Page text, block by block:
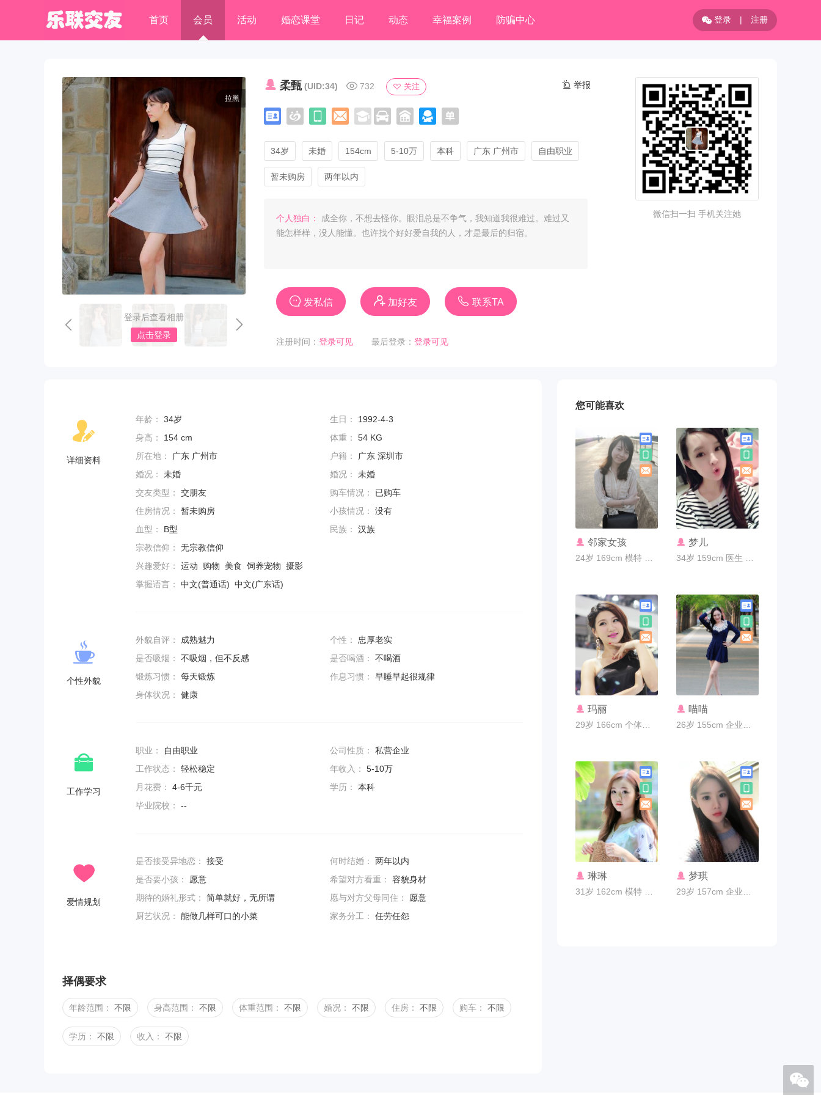
首页 会员 活动 婚恋课堂 日记 动态 幸福案例 防骗中心 登录 | 注册
拉黑
登录后查看相册
点击登录
柔甄 (UID:34) 732 关注 举报
34岁 未婚 154cm 5-10万 本科 广东 广州市 自由职业
暂未购房 两年以内
个人独白：
成全你，不想去怪你。眼泪总是不争气，我知道我很难过。难过又
能怎样样，没人能懂。也许找个好好爱自我的人，才是最后的归宿。
发私信 加好友 联系TA
注册时间： 登录可见 最后登录： 登录可见
微信扫一扫 手机关注她
详细资料
年龄： 34岁 生日：
1992-4-3
身高：
154 cm 体重：
54 KG
所在地：
广东 广州市 户籍：
广东 深圳市
婚况：
未婚 婚况：
未婚
交友类型：
交朋友 购车情况：
已购车
住房情况：
暂未购房 小孩情况：
没有
血型：
B型 民族：
汉族
宗教信仰：
无宗教信仰
兴趣爱好：
运动 购物 美食 饲养宠物 摄影
掌握语言：
中文(普通话) 中文(广东话)
个性外貌
外貌自评： 成熟魅力 个性：
忠厚老实
是否吸烟：
不吸烟，但不反感 是否喝酒：
不喝酒
锻炼习惯：
每天锻炼 作息习惯：
早睡早起很规律
身体状况：
健康
工作学习
职业： 自由职业 公司性质：
私营企业
工作状态：
轻松稳定 年收入：
5-10万
月花费：
4-6千元 学历：
本科
毕业院校：
--
爱情规划
是否接受异地恋： 接受 何时结婚：
两年以内
是否要小孩：
愿意 希望对方看重：
容貌身材
期待的婚礼形式：
简单就好，无所谓 愿与对方父母同住：
愿意
厨艺状况：
能做几样可口的小菜 家务分工： 任劳任怨
择偶要求
年龄范围： 不限 身高范围： 不限 体重范围： 不限 婚况： 不限 住房： 不限 购车： 不限
学历： 不限 收入： 不限
您可能喜欢
联系TA
邻家女孩 联系TA
梦儿
联系TA
玛丽 联系TA
喵喵
联系TA
琳琳 联系TA
梦琪